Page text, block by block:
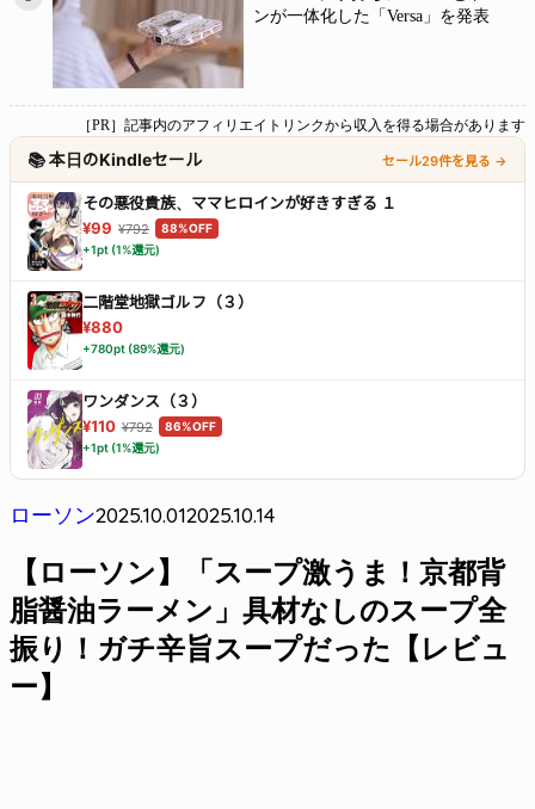
ンが一体化した「Versa」を発表
［PR］記事内のアフィリエイトリンクから収入を得る場合があります
📚 本日のKindleセール セール29件を見る →
その悪役貴族、ママヒロインが好きすぎる １
¥99 ¥792
88%OFF
+1pt (1%還元)
二階堂地獄ゴルフ（３）
¥880
+780pt (89%還元)
ワンダンス（３）
¥110 ¥792
86%OFF
+1pt (1%還元)
ローソン2025.10.012025.10.14
【ローソン】「スープ激うま！京都背
脂醤油ラーメン」具材なしのスープ全
振り！ガチ辛旨スープだった【レビュ
ー】